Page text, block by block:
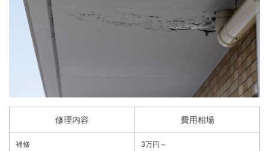
修理内容 費用相場
補修 3万円～